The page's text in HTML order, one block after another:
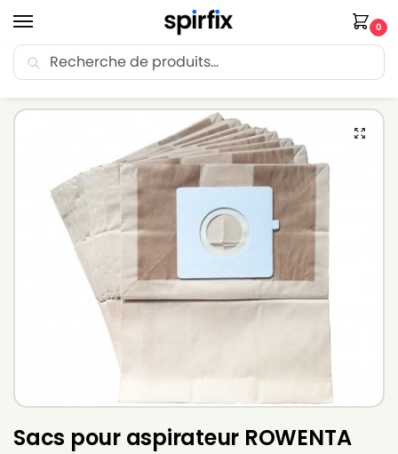
0
🚚 Livraison Point Relais offerte dès 30€ d’achat.
Sacs pour aspirateur ROWENTA